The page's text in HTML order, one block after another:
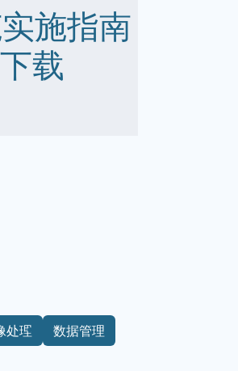
施指南
载
处理
数据管理